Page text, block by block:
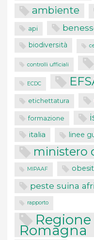
ambiente
api
biodiversità
controlli ufficiali
ECDC
etichettatura
formazione
italia linee
ministero
MIPAAF
peste suina
rapporto
Romagna